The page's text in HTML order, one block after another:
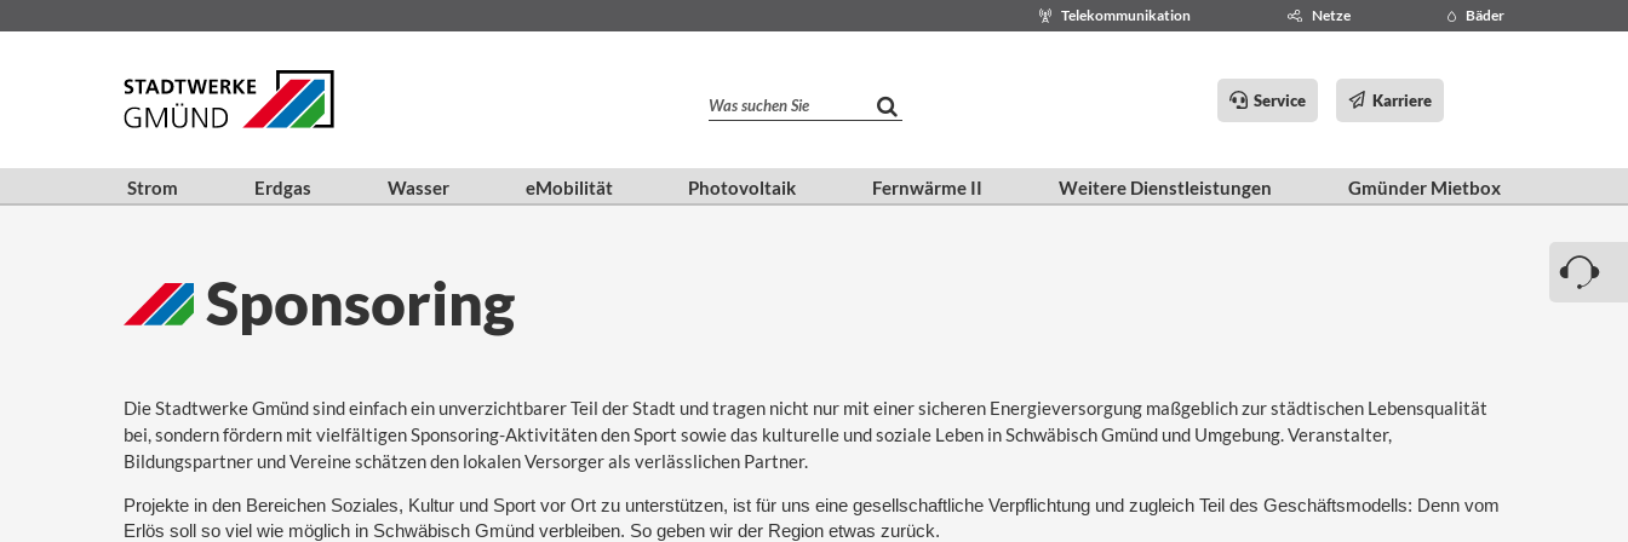
Telekommunikation Netze Bäder
Was suchen Sie Service Karriere
Strom Erdgas Wasser eMobilität Photovoltaik Fernwärme II Weitere Dienstleistungen Gmünder Mietbox
Sponsoring
Die Stadtwerke Gmünd sind einfach ein unverzichtbarer Teil der Stadt und tragen nicht nur mit einer sicheren Energieversorgung maßgeblich zur städtischen Lebensqualität
bei, sondern fördern mit vielfältigen Sponsoring-Aktivitäten den Sport sowie das kulturelle und soziale Leben in Schwäbisch Gmünd und Umgebung. Veranstalter,
Bildungspartner und Vereine schätzen den lokalen Versorger als verlässlichen Partner.
Projekte in den Bereichen Soziales, Kultur und Sport vor Ort zu unterstützen, ist für uns eine gesellschaftliche Verpflichtung und zugleich Teil des Geschäftsmodells: Denn vom
Erlös soll so viel wie möglich in Schwäbisch Gmünd verbleiben. So geben wir der Region etwas zurück.